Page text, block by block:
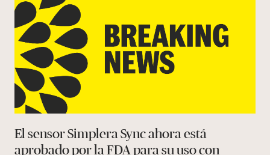
El sensor Simplera Sync ahora está
aprobado por la FDA para su uso con